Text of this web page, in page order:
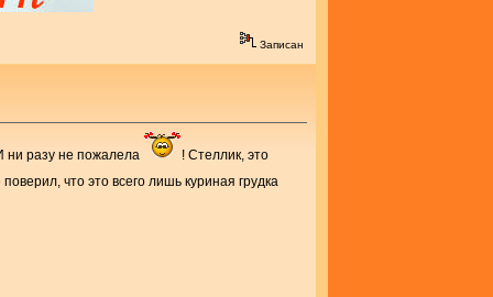
Записан
ни разу не пожалела
! Стеллик, это
что это всего лишь куриная грудка